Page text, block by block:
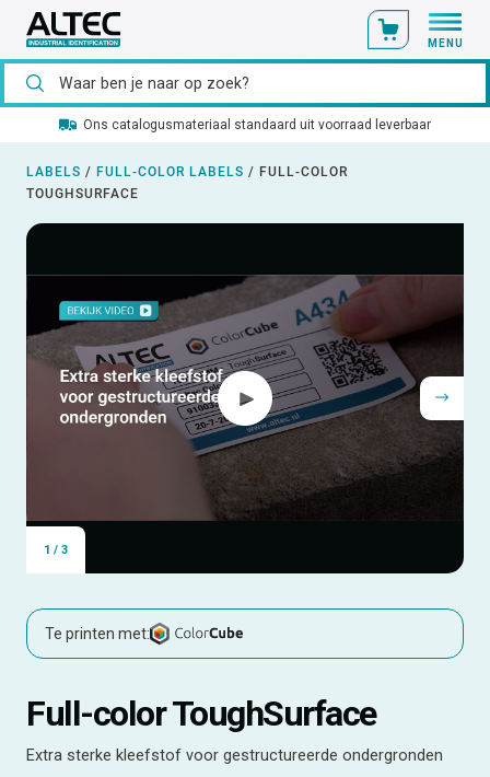
MENU
Ons catalogusmateriaal standaard uit voorraad leverbaar
LABELS / FULL-COLOR LABELS / FULL-COLOR
TOUGHSURFACE
1 / 3
Te printen met:
Full-color ToughSurface
Extra sterke kleefstof voor gestructureerde ondergronden